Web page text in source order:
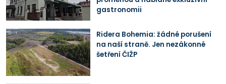
gastronomii
Ridera Bohemia: žádné porušení
na naší straně. Jen nezákonné
šetření ČIŽP